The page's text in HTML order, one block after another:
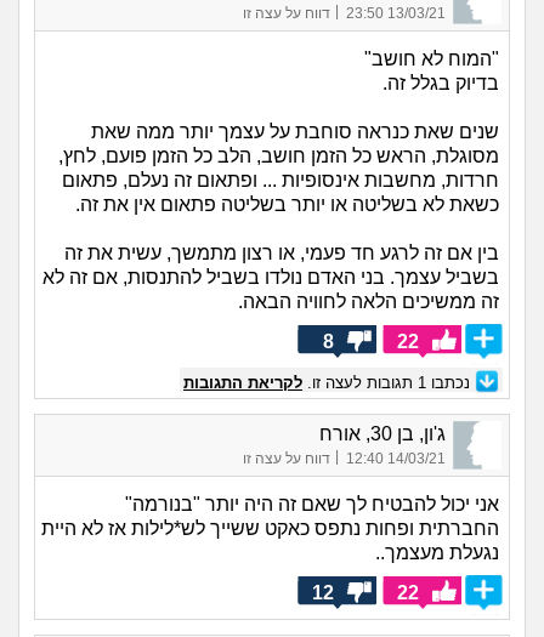
13/03/21 23:50
| דווח על עצה זו
"המוח לא חושב"
בדיוק בגלל זה.
שנים שאת כנראה סוחבת על עצמך יותר ממה שאת
מסוגלת, הראש כל הזמן חושב, הלב כל הזמן פועם, לחץ,
חרדות, מחשבות אינסופיות ... ופתאום זה נעלם, פתאום
כשאת לא בשליטה או יותר בשליטה פתאום אין את זה.
בין אם זה לרגע חד פעמי, או רצון מתמשך, עשית את זה
בשביל עצמך. בני האדם נולדו בשביל להתנסות, אם זה לא
זה ממשיכים הלאה לחוויה הבאה.
22
8
נכתבו 1 תגובות לעצה זו. לקריאת התגובות
ג'ון, בן 30, אורח
14/03/21 12:40
| דווח על עצה זו
אני יכול להבטיח לך שאם זה היה יותר "בנורמה"
החברתית ופחות נתפס כאקט ששייך לש*לילות אז לא היית
נגעלת מעצמך..
22
12